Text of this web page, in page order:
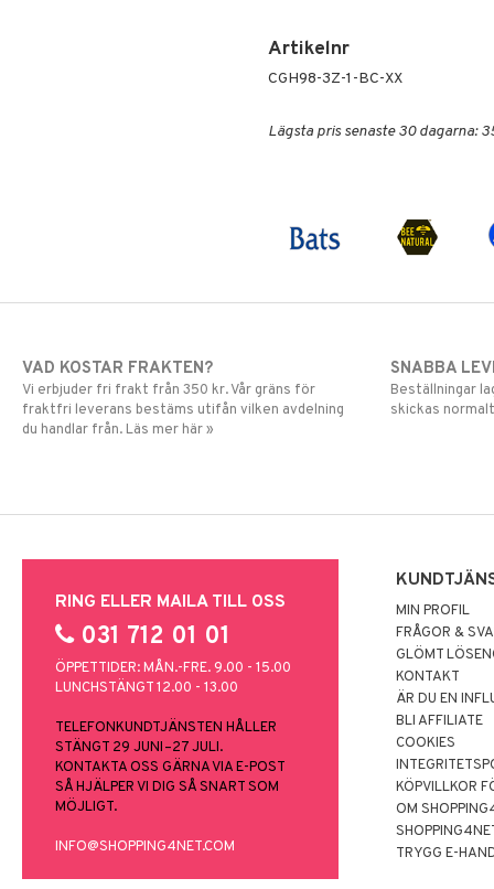
Artikelnr
CGH98-3Z-1-BC-XX
Lägsta pris senaste 30 dagarna:
VAD KOSTAR FRAKTEN?
Vi erbjuder fri frakt från 350 kr. Vår gräns för
fraktfri leverans bestäms utifån vilken avdelning
du handlar från. Läs mer här »
SNABBA
Beställningar
skickas
RING ELLER MAILA TILL OSS
031 712 01 01
ÖPPETTIDER: MÅN.-FRE. 9.00 - 15.00
LUNCHSTÄNGT 12.00 - 13.00
TELEFONKUNDTJÄNSTEN HÅLLER
STÄNGT 29 JUNI–27 JULI.
KONTAKTA OSS GÄRNA VIA E-POST
SÅ HJÄLPER VI DIG SÅ SNART SOM
MÖJLIGT.
INFO@SHOPPING4NET.COM
MIN PROFIL
FRÅGOR &
GLÖMT
KONTAKT
ÄR DU EN
BLI AFFILIATE
COOKIES
KÖPVILLKOR
OM
TRYGG E-